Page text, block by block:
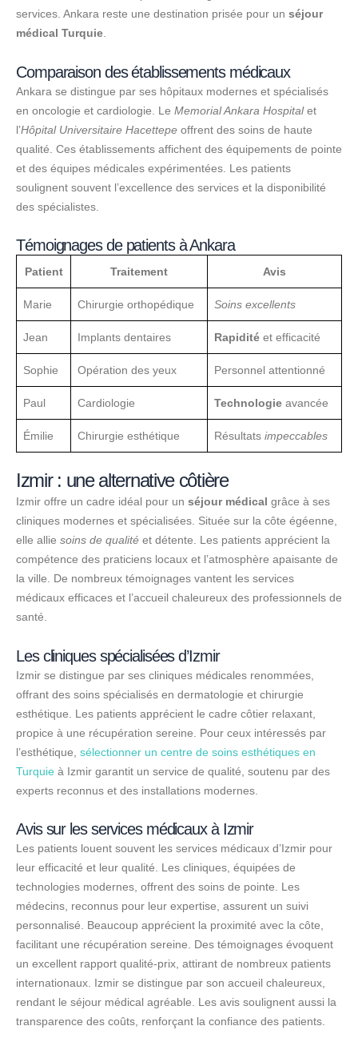
services. Ankara reste une destination prisée pour un séjour
médical Turquie.
Comparaison des établissements médicaux
Ankara se distingue par ses hôpitaux modernes et spécialisés
en oncologie et cardiologie. Le Memorial Ankara Hospitalet
l’Hôpital Universitaire Hacettepe offrent des soins de haute
qualité. Ces établissements affichent des équipements de pointe
et des équipes médicales expérimentées. Les patients
soulignent souvent l’excellence des services et la disponibilité
des spécialistes.
Témoignages de patients à Ankara
Patient Traitement Avis
Marie Chirurgie orthopédique Soins excellents
Jean Implants dentaires Rapidité et efficacité
Sophie Opération des yeux Personnel attentionné
Paul Cardiologie Technologie avancée
Émilie Chirurgie esthétique Résultats impeccables
Izmir : une alternative côtière
Izmir offre un cadre idéal pour un séjour médical grâce à ses
cliniques modernes et spécialisées. Située sur la côte égéenne,
elle allie soins de qualité et détente. Les patients apprécient la
compétence des praticiens locaux et l’atmosphère apaisante de
la ville. De nombreux témoignages vantent les services
médicaux efficaces et l’accueil chaleureux des professionnels de
santé.
Les cliniques spécialisées d’Izmir
Izmir se distingue par ses cliniques médicales renommées,
offrant des soins spécialisés en dermatologie et chirurgie
esthétique. Les patients apprécient le cadre côtier relaxant,
propice à une récupération sereine. Pour ceux intéressés par
l’esthétique, sélectionner un centre de soins esthétiques en
Turquie à Izmir garantit un service de qualité, soutenu par des
experts reconnus et des installations modernes.
Avis sur les services médicaux à Izmir
Les patients louent souvent les services médicaux d’Izmir pour
leur efficacité et leur qualité. Les cliniques, équipées de
technologies modernes, offrent des soins de pointe. Les
médecins, reconnus pour leur expertise, assurent un suivi
personnalisé. Beaucoup apprécient la proximité avec la côte,
facilitant une récupération sereine. Des témoignages évoquent
un excellent rapport qualité-prix, attirant de nombreux patients
internationaux. Izmir se distingue par son accueil chaleureux,
rendant le séjour médical agréable. Les avis soulignent aussi la
transparence des coûts, renforçant la confiance des patients.